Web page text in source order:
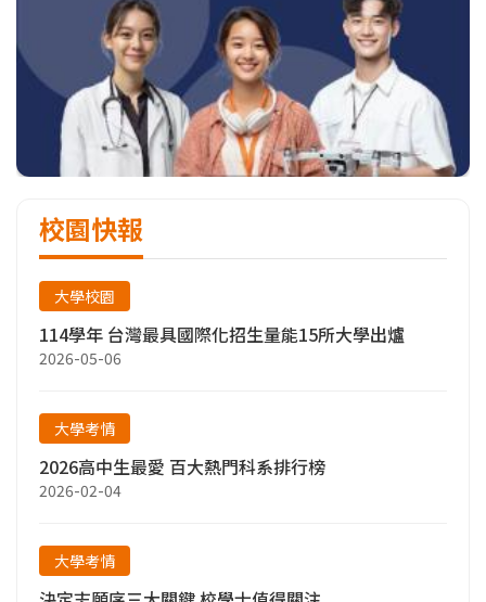
校園快報
大學校園
114學年 台灣最具國際化招生量能15所大學出爐
2026-05-06
大學考情
2026高中生最愛 百大熱門科系排行榜
2026-02-04
大學考情